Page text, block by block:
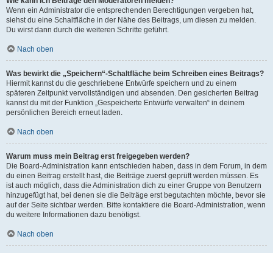
Wenn ein Administrator die entsprechenden Berechtigungen vergeben hat,
siehst du eine Schaltfläche in der Nähe des Beitrags, um diesen zu melden.
Du wirst dann durch die weiteren Schritte geführt.
Nach oben
Was bewirkt die „Speichern“-Schaltfläche beim Schreiben eines Beitrags?
Hiermit kannst du die geschriebene Entwürfe speichern und zu einem
späteren Zeitpunkt vervollständigen und absenden. Den gesicherten Beitrag
kannst du mit der Funktion „Gespeicherte Entwürfe verwalten“ in deinem
persönlichen Bereich erneut laden.
Nach oben
Warum muss mein Beitrag erst freigegeben werden?
Die Board-Administration kann entschieden haben, dass in dem Forum, in dem
du einen Beitrag erstellt hast, die Beiträge zuerst geprüft werden müssen. Es
ist auch möglich, dass die Administration dich zu einer Gruppe von Benutzern
hinzugefügt hat, bei denen sie die Beiträge erst begutachten möchte, bevor sie
auf der Seite sichtbar werden. Bitte kontaktiere die Board-Administration, wenn
du weitere Informationen dazu benötigst.
Nach oben